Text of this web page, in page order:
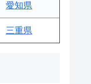
愛知県
三重県